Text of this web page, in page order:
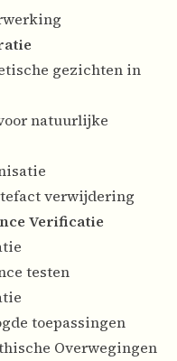
gezichten in
natuurlijke
verwijdering
Verificatie
testen
toepassingen
Overwegingen